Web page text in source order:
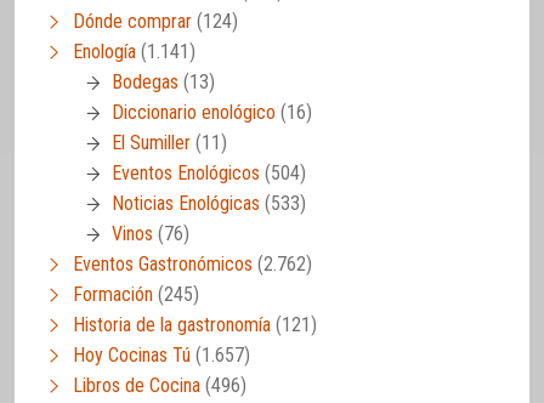
Dónde comprar (124)
Enología (1.141)
Bodegas (13)
Diccionario enológico (16)
El Sumiller (11)
Eventos Enológicos (504)
Noticias Enológicas (533)
Vinos (76)
Eventos Gastronómicos (2.762)
Formación (245)
Historia de la gastronomía (121)
Hoy Cocinas Tú (1.657)
Libros de Cocina (496)